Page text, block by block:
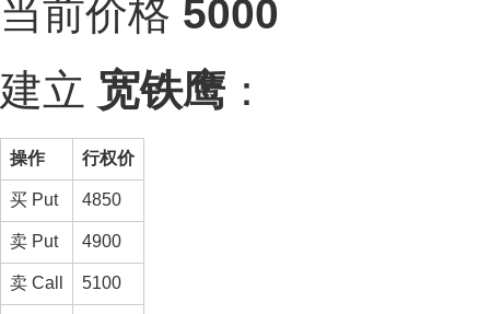
当前价格 5000
建立 宽铁鹰 ：
操作 行权价
买 Put 4850
卖 Put 4900
卖 Call 5100